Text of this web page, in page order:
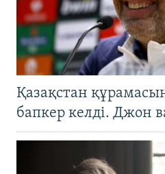
Қазақстан
бапкер келді. Джон